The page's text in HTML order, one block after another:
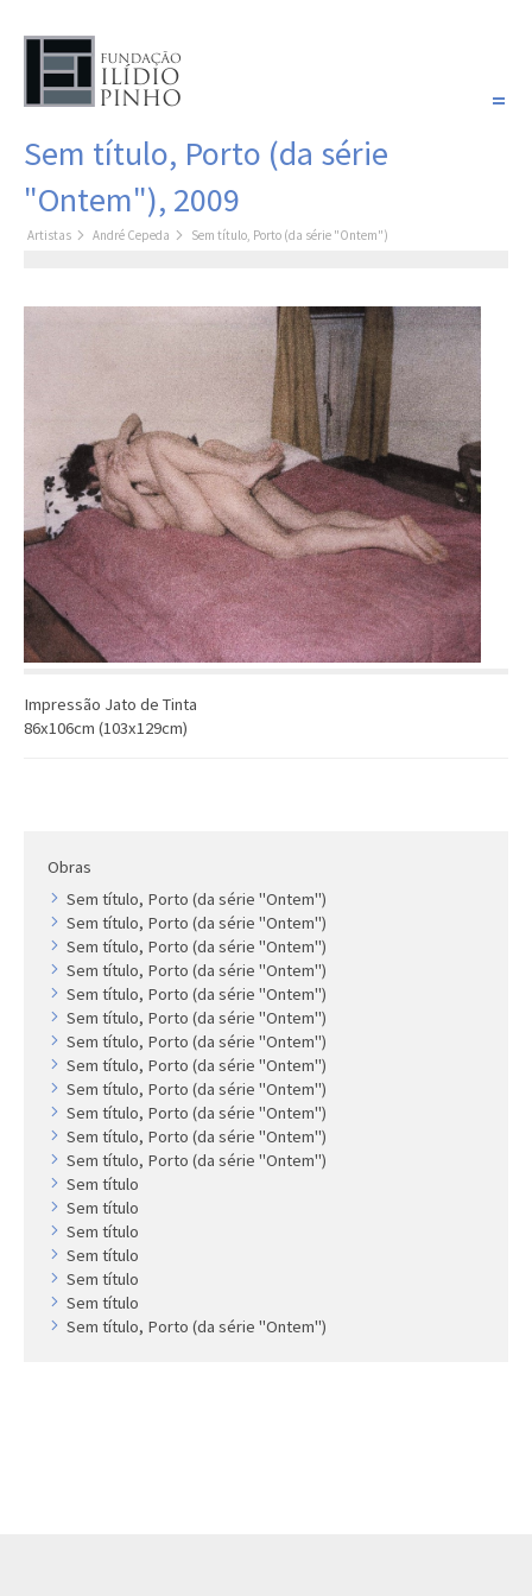
COLEÇÃO SONHOS
Desenho
Escultura
Filme /
Vídeo
Instalação
Livro de
Artista
Outros
Gravura
Cronologia
Sem título, Porto (da série
"Ontem"), 2009
Artistas André Cepeda Sem título, Porto (da série "Ontem")
Impressão Jato de Tinta
86x106cm (103x129cm)
Obras
Sem título, Porto (da série "Ontem")
Sem título, Porto (da série "Ontem")
Sem título, Porto (da série "Ontem")
Sem título, Porto (da série "Ontem")
Sem título, Porto (da série "Ontem")
Sem título, Porto (da série "Ontem")
Sem título, Porto (da série "Ontem")
Sem título, Porto (da série "Ontem")
Sem título, Porto (da série "Ontem")
Sem título, Porto (da série "Ontem")
Sem título, Porto (da série "Ontem")
Sem título, Porto (da série "Ontem")
Sem título
Sem título
Sem título
Sem título
Sem título
Sem título
Sem título, Porto (da série "Ontem")